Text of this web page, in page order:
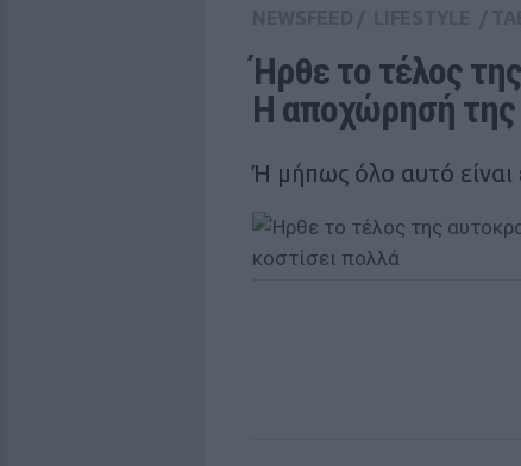
Ήρθε το τέλος
Η αποχώρησή της
Ή μήπως όλο αυτό